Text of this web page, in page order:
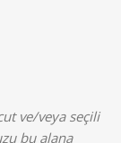
ve/veya seçili
bu alana